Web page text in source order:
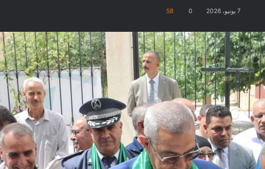
7 يونيو، 2026 0
58